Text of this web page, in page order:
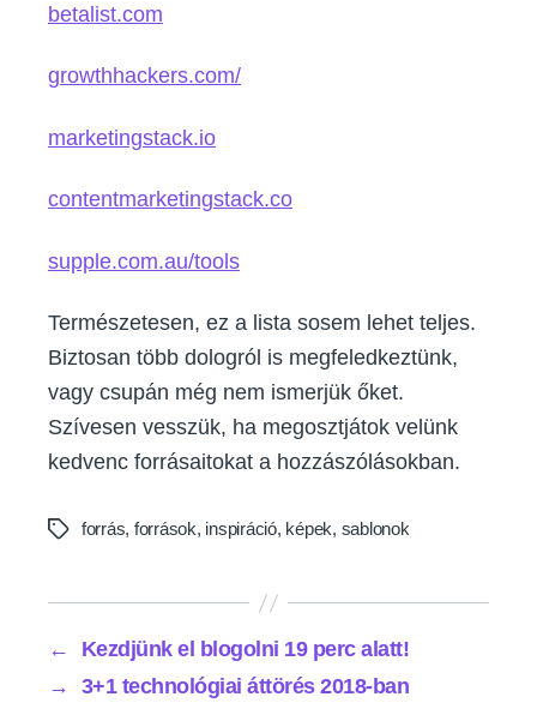
betalist.com
growthhackers.com/
marketingstack.io
contentmarketingstack.co
supple.com.au/tools
Természetesen, ez a lista sosem lehet teljes.
Biztosan több dologról is megfeledkeztünk,
vagy csupán még nem ismerjük őket.
Szívesen vesszük, ha megosztjátok velünk
kedvenc forrásaitokat a hozzászólásokban.
Tagsforrás, források, inspiráció, képek, sablonok
←
Kezdjünk el blogolni 19 perc alatt!
→
3+1 technológiai áttörés 2018-ban